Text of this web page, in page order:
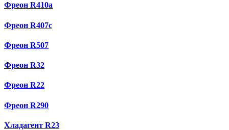
Фреон R410a
Фреон R407с
Фреон R507
Фреон R32
Фреон R22
Фреон R290
Хладагент R23